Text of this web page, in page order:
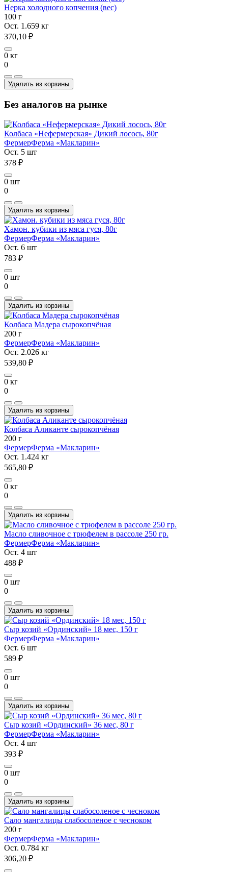
Нерка холодного копчения (вес)
100 г
Ост. 1.659 кг
370,10 ₽
0 кг
0
Удалить из корзины
Без аналогов на рынке
Колбаса «Нефермерская» Дикий лосось, 80г
ФермерФерма «Макларин»
Ост. 5 шт
378 ₽
0 шт
0
Удалить из корзины
Хамон. кубики из мяса гуся, 80г
ФермерФерма «Макларин»
Ост. 6 шт
783 ₽
0 шт
0
Удалить из корзины
Колбаса Мадера сырокопчёная
200 г
ФермерФерма «Макларин»
Ост. 2.026 кг
539,80 ₽
0 кг
0
Удалить из корзины
Колбаса Аликанте сырокопчёная
200 г
ФермерФерма «Макларин»
Ост. 1.424 кг
565,80 ₽
0 кг
0
Удалить из корзины
Масло сливочное с трюфелем в рассоле 250 гр.
ФермерФерма «Макларин»
Ост. 4 шт
488 ₽
0 шт
0
Удалить из корзины
Сыр козий «Ординский» 18 мес, 150 г
ФермерФерма «Макларин»
Ост. 6 шт
589 ₽
0 шт
0
Удалить из корзины
Сыр козий «Ординский» 36 мес, 80 г
ФермерФерма «Макларин»
Ост. 4 шт
393 ₽
0 шт
0
Удалить из корзины
Сало мангалицы слабосоленое с чесноком
200 г
ФермерФерма «Макларин»
Ост. 0.784 кг
306,20 ₽